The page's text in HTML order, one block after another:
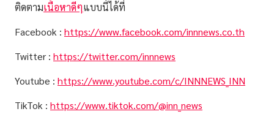
ติดตามเนื้อหาดีๆแบบนี้ได้ที่
Facebook : https://www.facebook.com/innnews.co.th
Twitter : https://twitter.com/innnews
Youtube : https://www.youtube.com/c/INNNEWS_INN
TikTok : https://www.tiktok.com/@inn_news